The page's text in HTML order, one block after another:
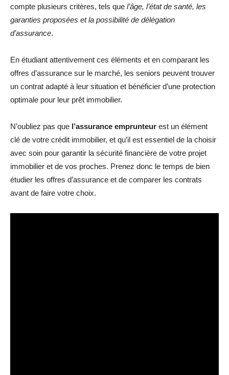
compte plusieurs critères, tels que l’âge, l’état de santé, les
garanties proposées et la possibilité de délégation
d’assurance.
En étudiant attentivement ces éléments et en comparant les
offres d’assurance sur le marché, les seniors peuvent trouver
un contrat adapté à leur situation et bénéficier d’une protection
optimale pour leur prêt immobilier.
N’oubliez pas que l’assurance emprunteur est un élément
clé de votre crédit immobilier, et qu’il est essentiel de la choisir
avec soin pour garantir la sécurité financière de votre projet
immobilier et de vos proches. Prenez donc le temps de bien
étudier les offres d’assurance et de comparer les contrats
avant de faire votre choix.